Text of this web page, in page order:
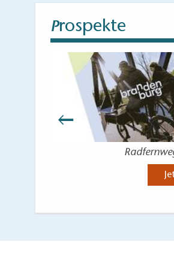
Prospekte